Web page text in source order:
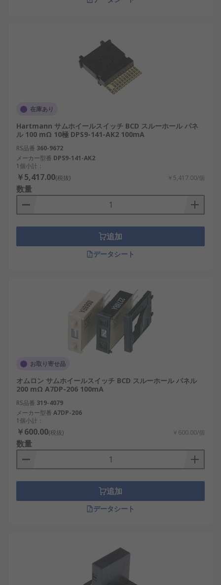
在庫あり
Hartmann サムホイールスイッチ BCD スルーホール パネ
ル 100 mΩ 10極 DPS9-141-AK2 100mA
RS品番 360-9672
メーカー型番 DPS9-141-AK2
1個小計：
￥5,417.00(税抜) ￥5,417.00/個
数量
追加
データシート
お取り寄せ品
オムロン サムホイールスイッチ BCD スルーホール パネル
200 mΩ A7DP-206 100mA
RS品番 319-4079
メーカー型番 A7DP-206
1個小計：
￥600.00(税抜) ￥600.00/個
数量
追加
データシート